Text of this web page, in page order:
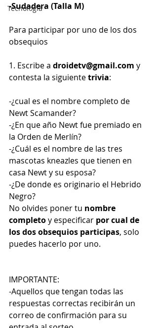
Tecnología
-Sudadera (Talla M)
Para participar por uno de los dos
obsequios
1. Escribe a droidetv@gmail.com y
contesta la siguiente trivia:
-¿cual es el nombre completo de
Newt Scamander?
-¿En que año Newt fue premiado en
la Orden de Merlín?
-¿Cuál es el nombre de las tres
mascotas kneazles que tienen en
casa Newt y su esposa?
-¿De donde es originario el Hebrido
Negro?
No olvides poner tu nombre
completo y especificar por cual de
los dos obsequios participas, solo
puedes hacerlo por uno.
IMPORTANTE:
-Aquellos que tengan todas las
respuestas correctas recibirán un
correo de confirmación para su